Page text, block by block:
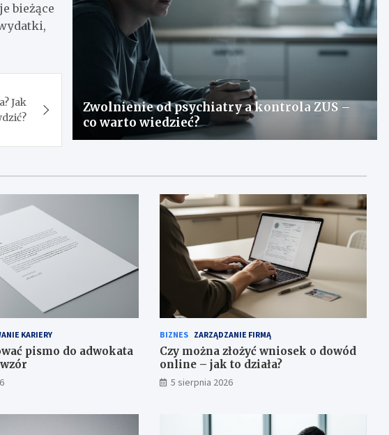
bieżące
Jak
Zwolnienie od psychiatry a kontrola ZUS –
co warto wiedzieć?
KARIERY
pismo do adwokata
BIZNES ZARZĄDZANIE FIRMĄ
Czy można złożyć wniosek o dowód
online – jak to działa?
5 sierpnia 2026